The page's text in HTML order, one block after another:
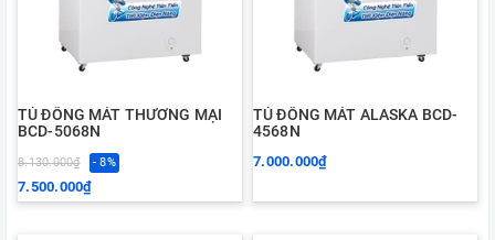
TỦ ĐÔNG MÁT THƯƠNG MẠI
BCD-5068N
8.130.000₫ - 8%
7.500.000₫
TỦ ĐÔNG MÁT ALASKA BCD-
4568N
7.000.000₫